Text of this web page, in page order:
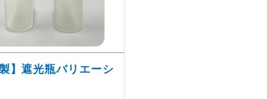
製】遮光瓶バリエーシ